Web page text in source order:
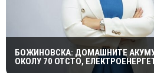
БОЖИНОВСКА: ДОМАШНИТЕ
ОКОЛУ 70 ОТСТО,
ОСТАНУВА СТАБИЛЕН